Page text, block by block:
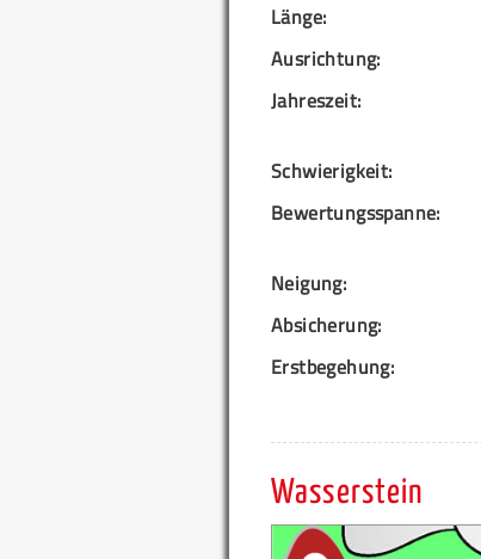
Länge:
Ausrichtung:
Jahreszeit:
Schwierigkeit:
Bewertungsspanne:
Neigung:
Absicherung:
Erstbegehung:
Wasserstein